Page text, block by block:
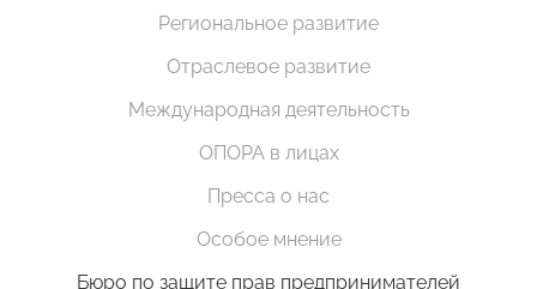
Региональное развитие
Отраслевое развитие
Международная деятельность
ОПОРА в лицах
Пресса о нас
Особое мнение
Бюро по защите прав предпринимателей